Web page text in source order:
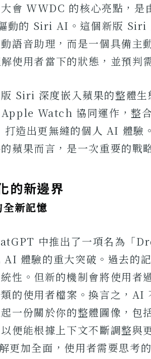
會 WWDC 的核心亮點，
的 Siri AI。這個新版 Siri
語音助理，而是一個具備主
使用者當下的狀態，並預判
Siri 深度嵌入蘋果的整體
Watch 協同運作，整
造出更無縫的個人 AI 體驗
蘋果而言，是一次重要的戰
的新邊界
新記憶
中推出了一項名為「
AI 體驗的重大突破。過去的
性。但新的機制會將使用者
的使用者檔案。換言之，AI
一份關於你的整體圖像，包
便能根據上下文不斷調整與
更加全面，使用者需要思考